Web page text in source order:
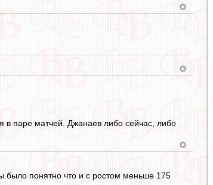
в паре матчей. Джанаев либо сейчас, либо
было понятно что и с ростом меньше 175